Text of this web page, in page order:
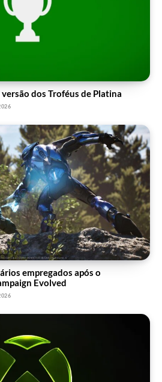
dos Troféus de Platina
empregados após o
Evolved